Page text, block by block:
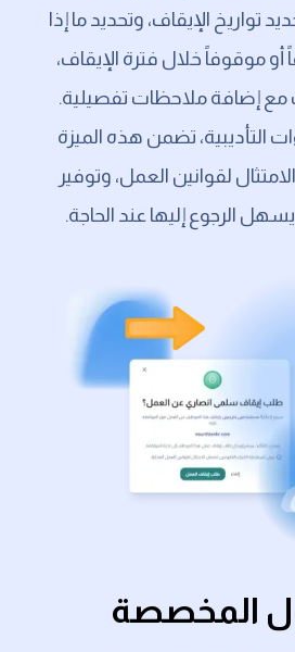
تواريخ الإيقاف، وتحديد ما إذا
أو موقوفاً خلال فترة الإيقاف،
مع إضافة ملاحظات تفصيلية.
التأديبية، تضمن هذه الميزة
لقوانين العمل، وتوفير
الرجوع إليها عند الحاجة.
المخصصة